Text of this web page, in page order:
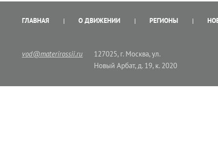
ГЛАВНАЯ О ДВИЖЕНИИ РЕГИОНЫ
vod@materirossii.ru
127025, г. Москва, ул.
Новый Арбат, д. 19, к. 2020